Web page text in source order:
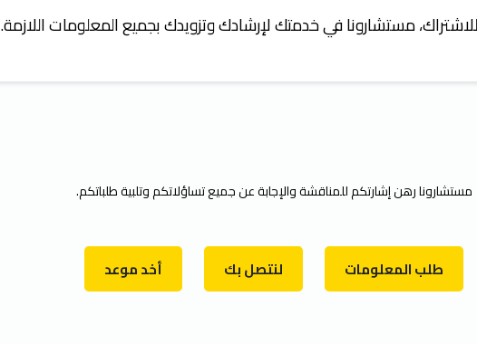
مستشارونا في خدمتك لإرشادك وتزويدك بجميع المعلومات اللازمة.
مستشارونا رهن إشارتكم للمناقشة والإجابة عن جميع تساؤلاتكم وتلبية طلباتكم.
طلب المعلومات لنتصل بك أخد موعد